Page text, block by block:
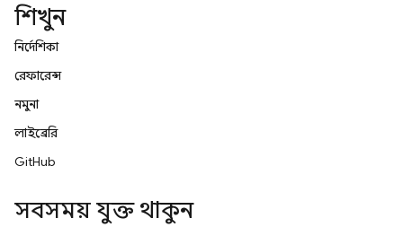
শিখুন
নির্দেশিকা
রেফারেন্স
নমুনা
লাইব্রেরি
GitHub
সবসময় যুক্ত থাকুন